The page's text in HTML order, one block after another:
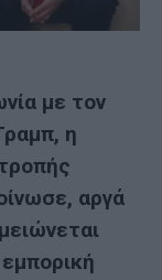
με τον
η
αργά